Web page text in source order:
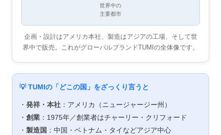
世界中の
主要都市
企画・設計はアメリカ本社、製造はアジアの工場、そして世
界中で販売。これがグローバルブランドTUMIの全体像です。
💡 TUMIの「どこの国」をざっくり言うと
・ 発祥・本社 ：アメリカ（ニュージャージー州）
・ 創業 ：1975年／創業者はチャーリー・クリフォード
・ 製造国 ：中国・ベトナム・タイなどアジア中心